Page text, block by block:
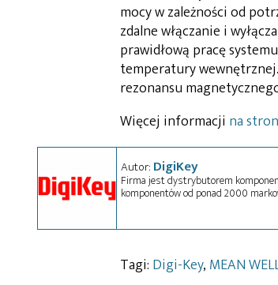
mocy w zależności od
zdalne włączanie i
prawidłową pracę
temperatury
rezonansu
Więcej informacji na
Autor: DigiKey
Firma jest dystrybutorem
komponentów od ponad 2000
Tagi: Digi-Key, MEAN